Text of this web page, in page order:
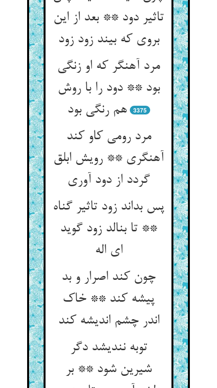
تاثیر دود ** بعد از این
بروی که بیند زود زود
مرد آهنگر که او زنگی
بود ** دود را با روش
هم رنگی بود
3375
مرد رومی کاو کند
آهنگری ** رویش ابلق
گردد از دود آوری‏
پس بداند زود تاثیر گناه
** تا بنالد زود گوید
ای اله‏
چون کند اصرار و بد
پیشه کند ** خاک
اندر چشم اندیشه کند
توبه نندیشد دگر
شیرین شود ** بر